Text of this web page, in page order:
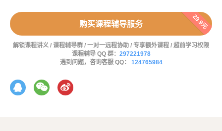
购买课程辅导服务 29.9元
解锁课程讲义 / 课程辅导群 / 一对一远程协助 / 专享额外课程 / 超前学习权限
课程辅导 QQ 群： 297221978
遇到问题，咨询客服 QQ： 124765984